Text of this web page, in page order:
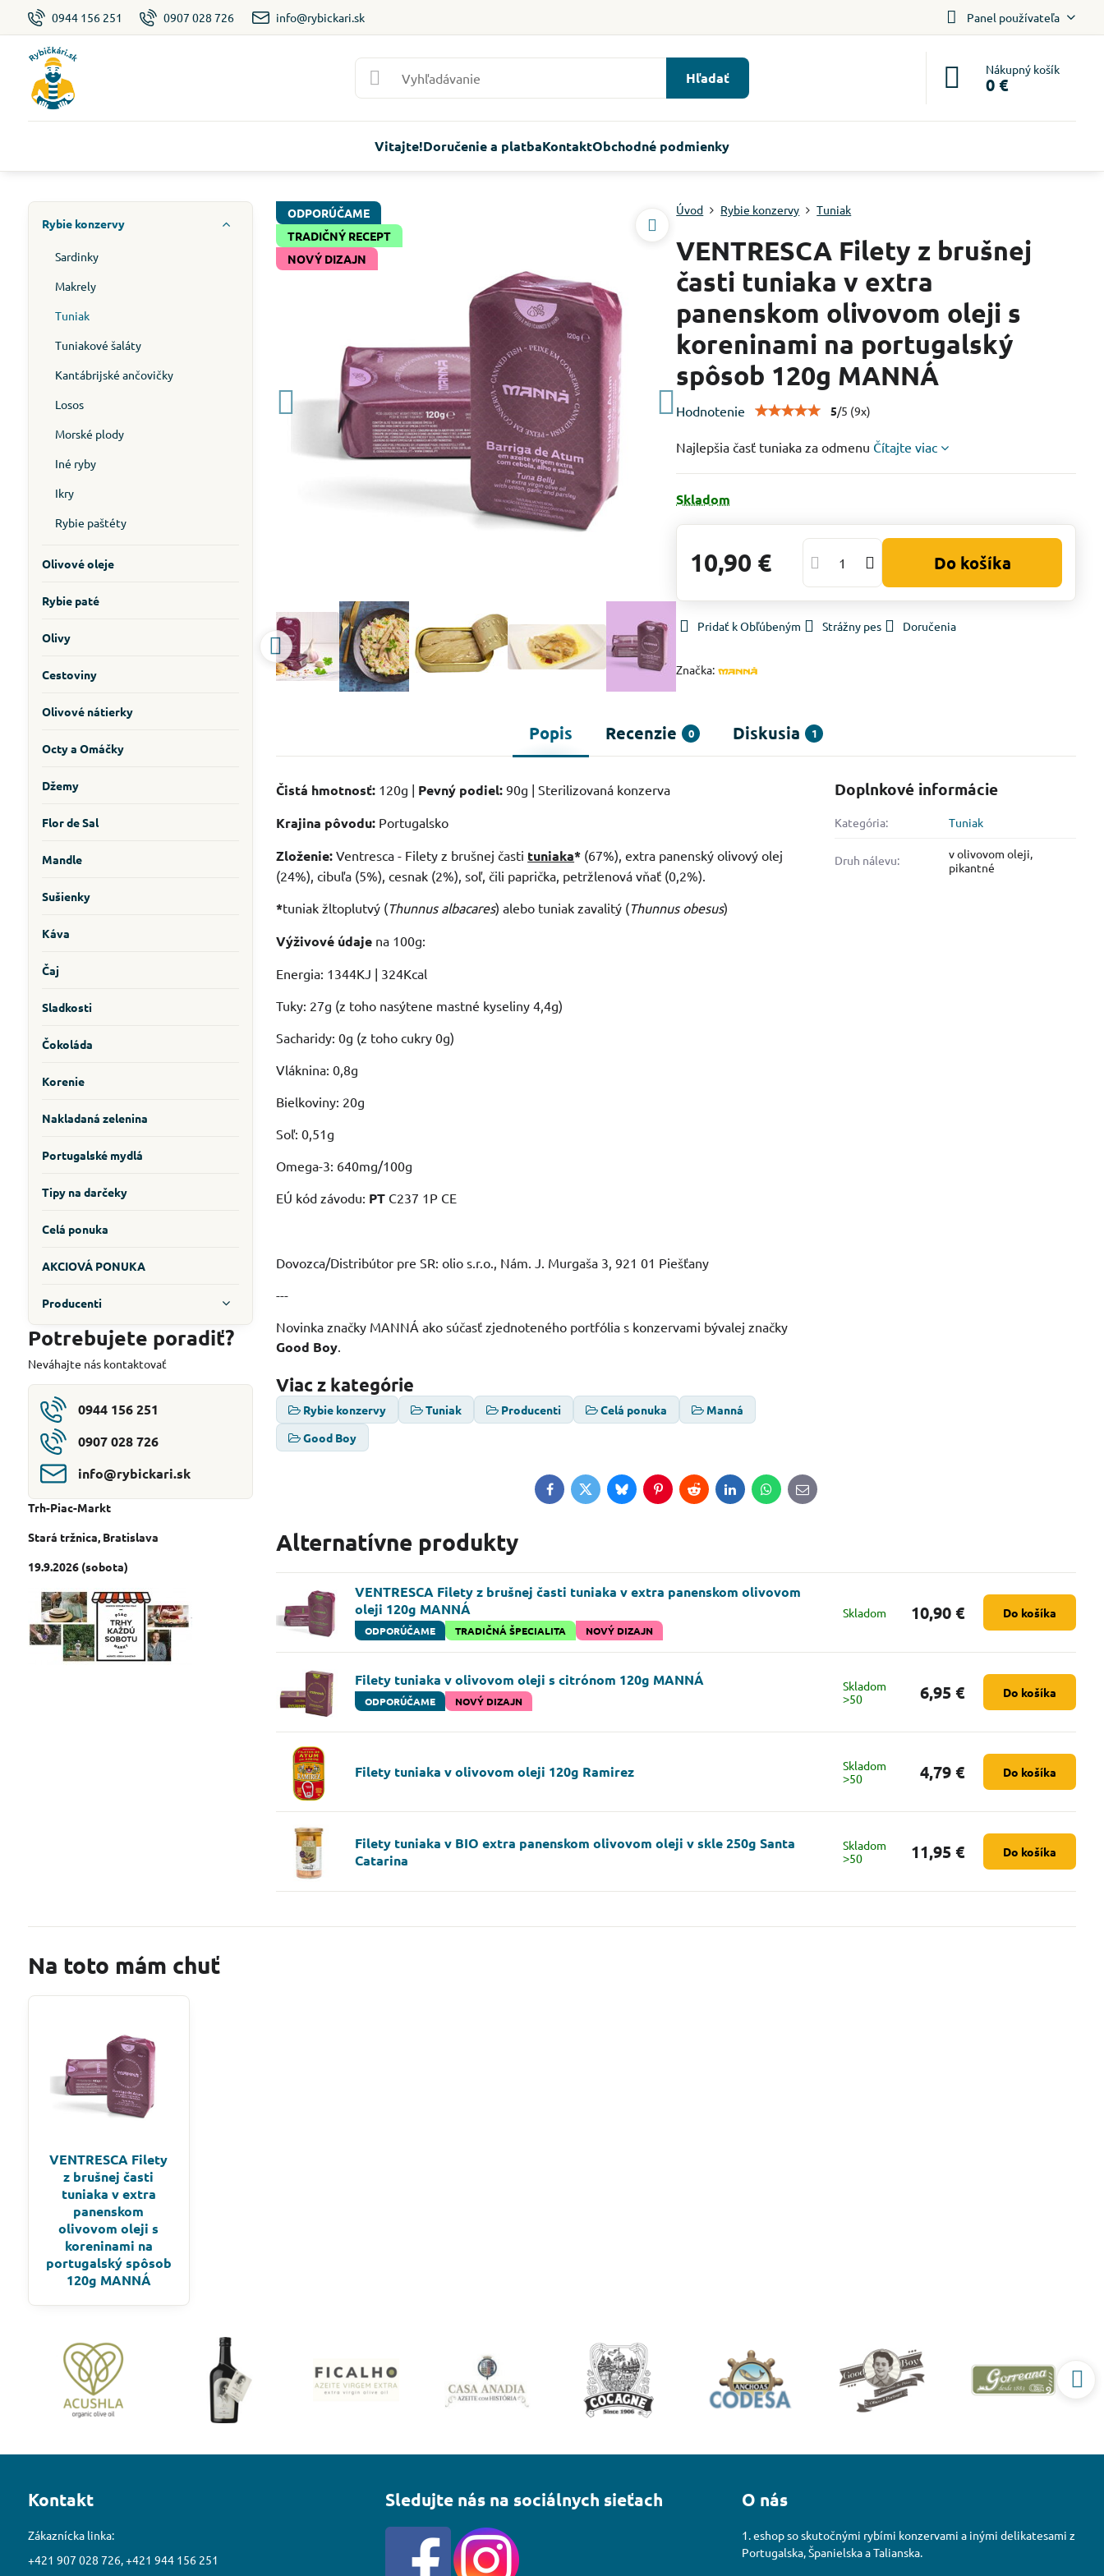
0944 156 251 0907 028 726 info@rybickari.sk Panel používateľa
Hľadať Nákupný košík
0 €
Vitajte!Doručenie a platbaKontaktObchodné podmienky
ODPORÚČAME
TRADIČNÝ RECEPT
NOVÝ DIZAJN
Úvod Rybie konzervy Tuniak
VENTRESCA Filety z brušnej
časti tuniaka v extra
panenskom olivovom oleji s
koreninami na portugalský
spôsob 120g MANNÁ
Hodnotenie 5/5 (9x)
Najlepšia časť tuniaka za odmenu Čítajte viac
Skladom
10,90 € Do košíka
Pridať k Obľúbeným Strážny pes Doručenia
Značka:
Popis Recenzie 0 Diskusia 1
Čistá hmotnosť: 120g | Pevný podiel: 90g | Sterilizovaná konzerva
Krajina pôvodu: Portugalsko
Zloženie: Ventresca - Filety z brušnej časti tuniaka* (67%), extra panenský olivový olej
(24%), cibuľa (5%), cesnak (2%), soľ, čili paprička, petržlenová vňať (0,2%).
*tuniak žltoplutvý (Thunnus albacares) alebo tuniak zavalitý (Thunnus obesus)
Výživové údaje na 100g:
Energia: 1344KJ | 324Kcal
Tuky: 27g (z toho nasýtene mastné kyseliny 4,4g)
Sacharidy: 0g (z toho cukry 0g)
Vláknina: 0,8g
Bielkoviny: 20g
Soľ: 0,51g
Omega-3: 640mg/100g
EÚ kód závodu: PT C237 1P CE
Dovozca/Distribútor pre SR: olio s.r.o., Nám. J. Murgaša 3, 921 01 Piešťany
---
Novinka značky MANNÁ ako súčasť zjednoteného portfólia s konzervami bývalej značky
Good Boy.
Viac z kategórie
Rybie konzervy Tuniak Producenti Celá ponuka
Manná
Good Boy
Doplnkové informácie
Kategória: Tuniak
Druh nálevu:
v olivovom oleji,
pikantné
FacebookTwitterBlueskyPinterestRedditLinkedInWhatsApp
E-
mail
Alternatívne produkty
VENTRESCA Filety z brušnej časti tuniaka v extra panenskom olivovom
oleji 120g MANNÁ
ODPORÚČAME TRADIČNÁ ŠPECIALITA NOVÝ DIZAJN
Skladom 10,90 € Do košíka
Filety tuniaka v olivovom oleji s citrónom 120g MANNÁ
ODPORÚČAME NOVÝ DIZAJN
Skladom
˃50
6,95 € Do košíka
Filety tuniaka v olivovom oleji 120g Ramirez
Skladom
˃50
4,79 € Do košíka
Filety tuniaka v BIO extra panenskom olivovom oleji v skle 250g Santa
Catarina
Skladom
˃50
11,95 € Do košíka
Rybie konzervy
Sardinky
Makrely
Tuniak
Tuniakové šaláty
Kantábrijské ančovičky
Losos
Morské plody
Iné ryby
Ikry
Rybie paštéty
Olivové oleje
Rybie paté
Olivy
Cestoviny
Olivové nátierky
Octy a Omáčky
Džemy
Flor de Sal
Mandle
Sušienky
Káva
Čaj
Sladkosti
Čokoláda
Korenie
Nakladaná zelenina
Portugalské mydlá
Tipy na darčeky
Celá ponuka
AKCIOVÁ PONUKA
Producenti
Potrebujete poradiť?
Neváhajte nás kontaktovať
0944 156 251
0907 028 726
info​@rybickari​.sk
Trh-Piac-Markt
Stará tržnica, Bratislava
19.9.2026 (sobota)
Na toto mám chuť
VENTRESCA Filety
z brušnej časti
tuniaka v extra
panenskom
olivovom oleji s
koreninami na
portugalský spôsob
120g MANNÁ
Kontakt
Zákaznícka linka:
+421 907 028 726, +421 944 156 251
Sledujte nás na sociálnych sieťach O nás
1. eshop so skutočnými rybími konzervami a inými delikatesami z
Portugalska, Španielska a Talianska.